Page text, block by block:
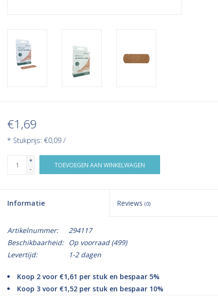
€1,69
* Stukprijs: €0,09 /
+
-
TOEVOEGEN AAN WINKELWAGEN
Informatie Reviews (0)
Artikelnummer:
294117
Beschikbaarheid: Op voorraad(499)
Levertijd:
1-2 dagen
Koop 2 voor €1,61 per stuk en bespaar 5%
Koop 3 voor €1,52 per stuk en bespaar 10%